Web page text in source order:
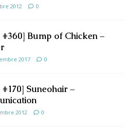
2012 0
Bump of Chicken –
2017 0
Suneohair –
2012 0